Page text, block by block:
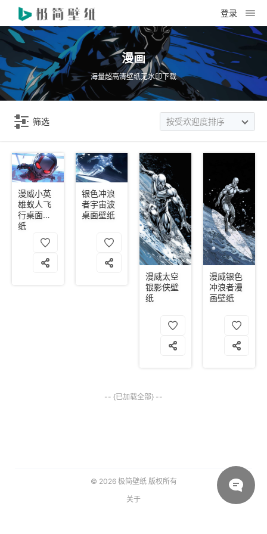
登录
漫画
海量超高清壁纸无水印下载
筛选 按受欢迎度排序
漫威小英
雄蚁人飞
行桌面壁
纸
银色冲浪
者宇宙波
桌面壁纸
漫威太空
银影侠壁
纸
漫威银色
冲浪者漫
画壁纸
-- {已加载全部} --
© 2026 极简壁纸版权所有
关于